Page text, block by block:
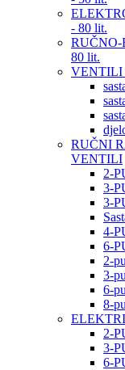
- 80 lit.
80 lit.
VENTILI
RUČNI
VENTILI
2-
3-
3-
4-
6-
2-
3-
6-
8-
2-
3-
6-